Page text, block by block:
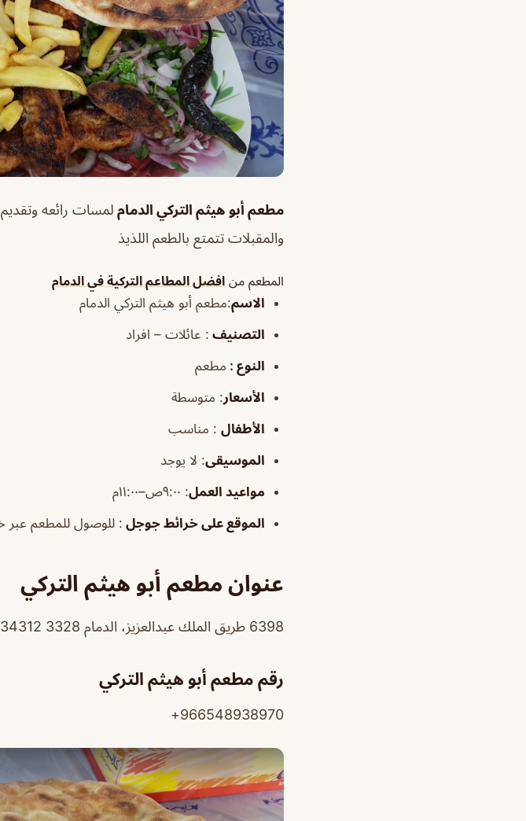
مطعم أبو هيثم التركي الدمام لمسات رائعه
والمقبلات تتمتع بالطعم اللذيذ
المطعم من افضل المطاعم التركية في الدمام
الاسم:مطعم أبو هيثم التركي الدمام
التصنيف : عائلات – افراد
النوع : مطعم
الأسعار: متوسطة
الأطفال : مناسب
الموسيقى: لا يوجد
مواعيد العمل: ٩:٠٠ص–١١:٠٠م
الموقع على خرائط جوجل : للوصول للمطعم عبر
عنوان مطعم أبو هيثم التركي
6398 طريق الملك عبدالعزيز، الدمام 34312 3328، المملكة العربية السعودية
رقم مطعم أبو هيثم التركي
966548938970+